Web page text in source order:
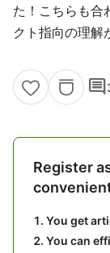
た！こちらも合
クト指向の理解
comment
Register
You get
You can